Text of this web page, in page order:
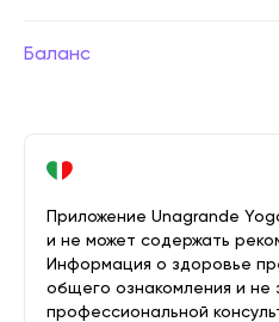
Баланс
Приложение Unagrande
и не может содержать
Информация о здоровье
общего ознакомления и не
профессиональной